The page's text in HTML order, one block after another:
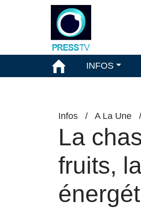
INFOS
Infos / A La Une /
La
fruits,